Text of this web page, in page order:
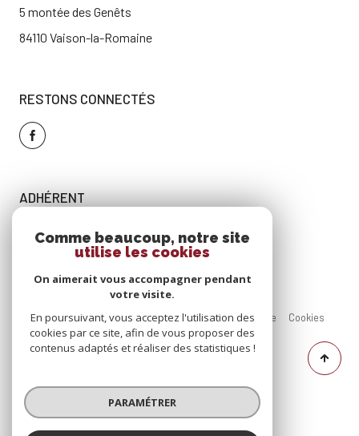
5 montée des Genêts
84110 Vaison-la-Romaine
RESTONS CONNECTÉS
ADHÉRENT
Nos
partenaires
Mentions
légales
Admin
Nos
honoraires
Politique
RGPD
Cookies
© 2026 | Tous droits réservés
Comme beaucoup, notre site
utilise les cookies
On aimerait vous accompagner pendant
votre visite.
En poursuivant, vous acceptez l'utilisation des
cookies par ce site, afin de vous proposer des
contenus adaptés et réaliser des statistiques !
PARAMÉTRER